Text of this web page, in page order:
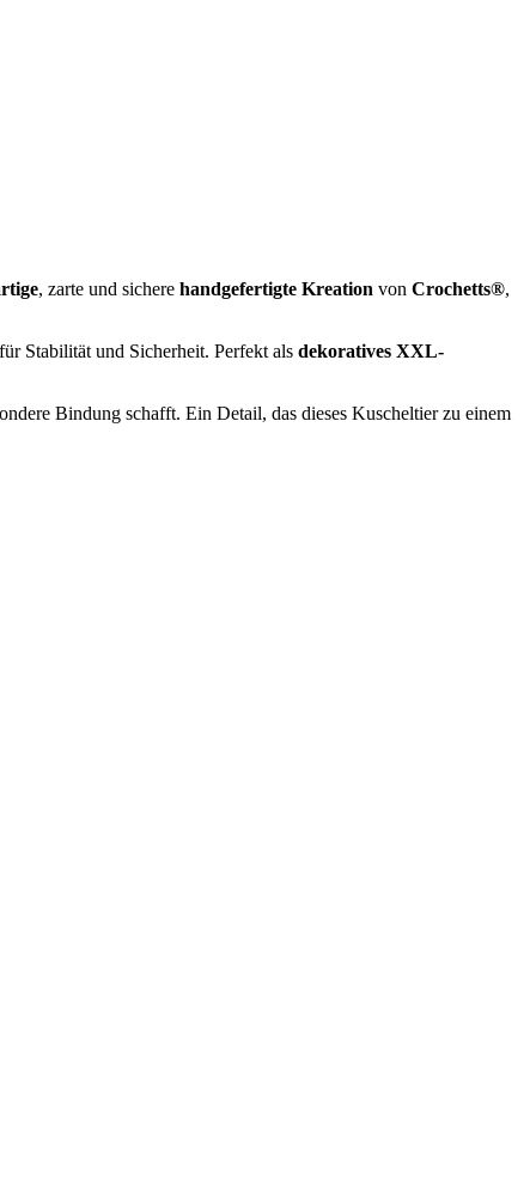
, zarte und sichere handgefertigte Kreation von Crochetts®,
Stabilität und Sicherheit. Perfekt als dekoratives XXL-
Bindung schafft. Ein Detail, das dieses Kuscheltier zu einem